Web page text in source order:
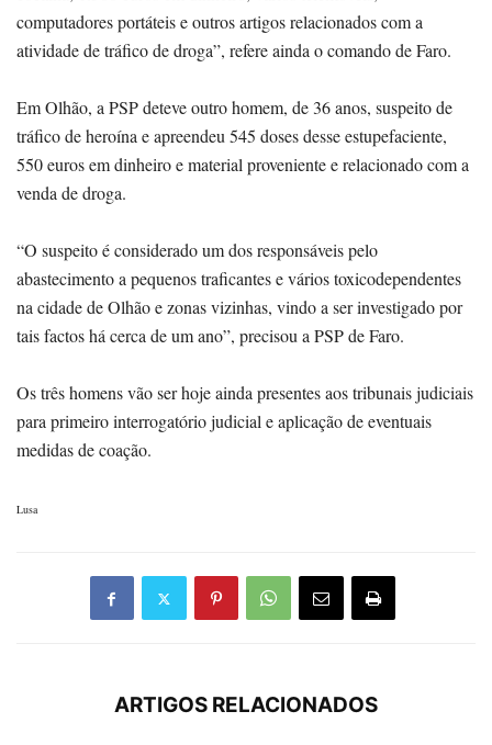
computadores portáteis e outros artigos relacionados com a
atividade de tráfico de droga”, refere ainda o comando de Faro.
Em Olhão, a PSP deteve outro homem, de 36 anos, suspeito de
tráfico de heroína e apreendeu 545 doses desse estupefaciente,
550 euros em dinheiro e material proveniente e relacionado com a
venda de droga.
“O suspeito é considerado um dos responsáveis pelo
abastecimento a pequenos traficantes e vários toxicodependentes
na cidade de Olhão e zonas vizinhas, vindo a ser investigado por
tais factos há cerca de um ano”, precisou a PSP de Faro.
Os três homens vão ser hoje ainda presentes aos tribunais judiciais
para primeiro interrogatório judicial e aplicação de eventuais
medidas de coação.
Lusa
ARTIGOS RELACIONADOS